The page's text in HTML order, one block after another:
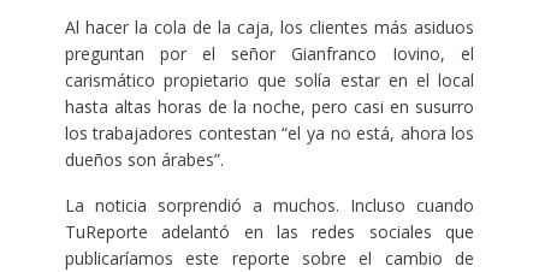
Al hacer la cola de la caja, los clientes más asiduos
preguntan por el señor Gianfranco Iovino, el
carismático propietario que solía estar en el local
hasta altas horas de la noche, pero casi en susurro
los trabajadores contestan “el ya no está, ahora los
dueños son árabes”.
La noticia sorprendió a muchos. Incluso cuando
TuReporte adelantó en las redes sociales que
publicaríamos este reporte sobre el cambio de